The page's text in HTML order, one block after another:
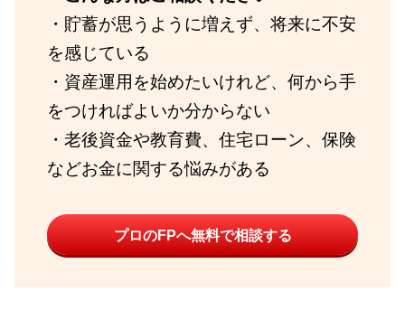
・貯蓄が思うように増えず、将来に不安
を感じている
・資産運用を始めたいけれど、何から手
をつければよいか分からない
・老後資金や教育費、住宅ローン、保険
などお金に関する悩みがある
プロのFPへ無料で相談する